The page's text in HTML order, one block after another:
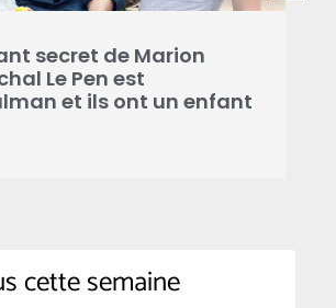
secret de Marion
Le Pen est
et ils ont un enfant
cette semaine